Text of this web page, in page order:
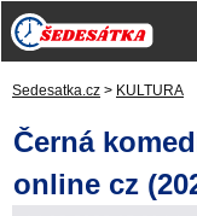
Sedesatka.cz > KULTURA
Černá
online cz